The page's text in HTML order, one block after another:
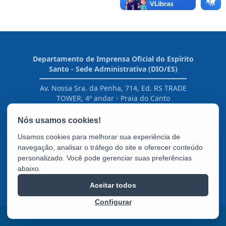
Departamento de Imprensa Oficial do Espírito
Santo - Sede Administrativa (DIO/ES)
Av. Nossa Sra. da Penha, 714, Ed. RS TRADE
TOWER, 4º andar - Praia do Canto
Tel.: 27 3636-6929
Usamos cookies para melhorar sua experiência de
navegação, analisar o tráfego do site e oferecer conteúdo
personalizado. Você pode gerenciar suas preferências
abaixo.
Configurar
Aceitar todos